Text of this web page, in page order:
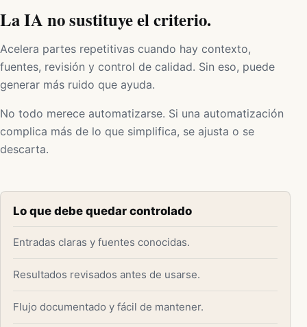
La IA no sustituye el criterio.
Acelera partes repetitivas cuando hay contexto,
fuentes, revisión y control de calidad. Sin eso, puede
generar más ruido que ayuda.
No todo merece automatizarse. Si una automatización
complica más de lo que simplifica, se ajusta o se
descarta.
Lo que debe quedar controlado
Entradas claras y fuentes conocidas.
Resultados revisados antes de usarse.
Flujo documentado y fácil de mantener.